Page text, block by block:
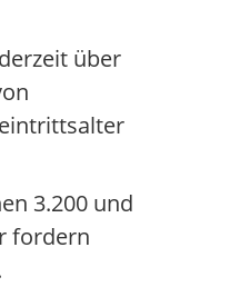
über
3.200 und
fordern